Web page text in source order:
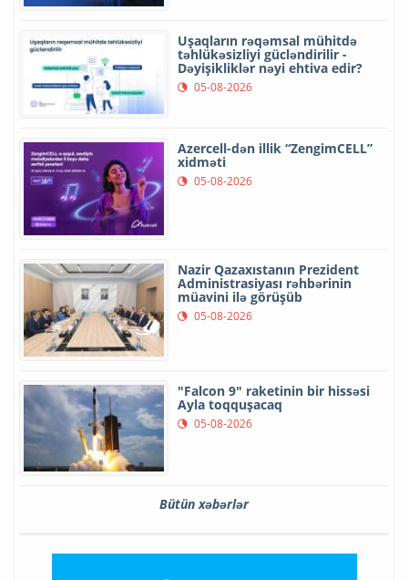
Uşaqların rəqəmsal mühitdə
təhlükəsizliyi gücləndirilir -
Dəyişikliklər nəyi ehtiva edir?
05-08-2026
Azercell-dən illik “ZengimCELL”
xidməti
05-08-2026
Nazir Qazaxıstanın Prezident
Administrasiyası rəhbərinin
müavini ilə görüşüb
05-08-2026
"Falcon 9" raketinin bir hissəsi
Ayla toqquşacaq
05-08-2026
Bütün xəbərlər